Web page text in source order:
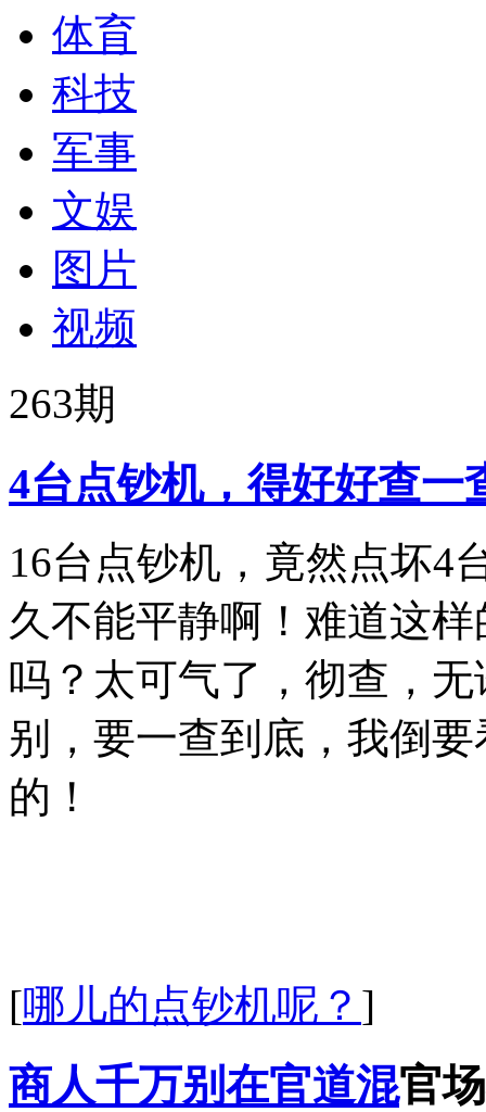
体育
科技
军事
文娱
图片
视频
263期
4台点钞机，得好好查一
16台点钞机，竟然点坏4
久不能平静啊！难道这
吗？太可气了，彻查，
别，要一查到底，我倒
的！
[哪儿的点钞机呢？ ]
商人千万别在官道混官